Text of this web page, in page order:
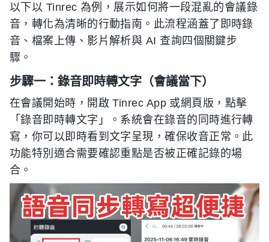
以下以 Tinrec 為例，展示如何將一段混亂的會議錄
音，轉化為清晰的行動指南。此流程涵蓋了即時錄
音、檔案上傳、影片解析與 AI 查詢四個關鍵步
驟。
步驟一：錄音即時轉文字（會議當下）
在會議開始時，開啟 Tinrec App 或網頁版，點擊
「錄音即時轉文字」。系統會在錄音的同時進行轉
寫，你可以即時看到文字呈現，確保收音正常。此
功能特別適合需要確認重點是否被正確記錄的場
合。